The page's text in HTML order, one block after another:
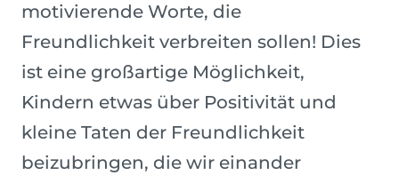
motivierende Worte, die
Freundlichkeit verbreiten sollen! Dies
ist eine großartige Möglichkeit,
Kindern etwas über Positivität und
kleine Taten der Freundlichkeit
beizubringen, die wir einander